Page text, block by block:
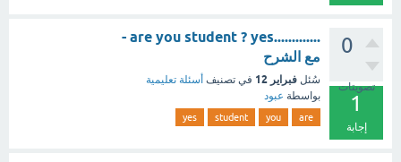
0
تصويتات
1
إجابة
.............are you student ? yes -
مع الشرح
سُئل فبراير 12 في تصنيف أسئلة تعليمية
بواسطة عبود
are
you
student
yes